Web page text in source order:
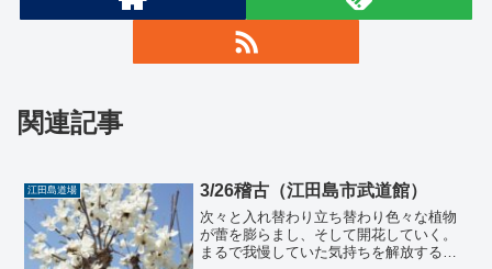
関連記事
江田島道場 3/26稽古（江田島市武道館）
次々と入れ替わり立ち替わり色々な植物
が蕾を膨らまし、そして開花していく。
まるで我慢していた気持ちを解放するよ